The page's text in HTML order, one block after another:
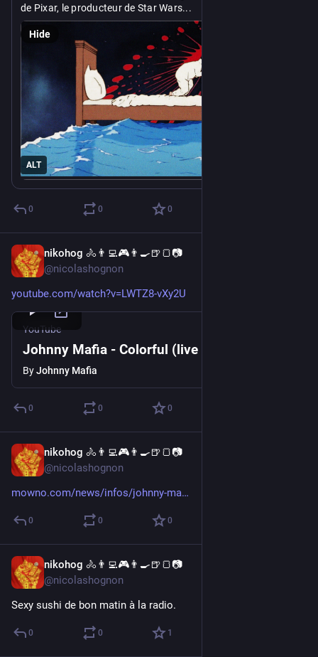
de Pixar, le producteur de Star Wars...
On croirait le début d'un film de braquage. Mais le braquage,
ce sera ce film.
youtu.be/b6FpzM2omQQ
ALT
Hide
0 0 0
nikohog 🚴👨‍💻🎮👨‍🍳🍺🍞📷
@nicolashognon
youtube.com/watch?v=LWTZ8-vXy2U
YouTube
Johnny Mafia - Colorful (live at La Scopa)
ByJohnny Mafia
0 0 0
nikohog 🚴👨‍💻🎮👨‍🍳🍺🍞📷
@nicolashognon
mowno.com/news/infos/johnny-ma
0 0 0
nikohog 🚴👨‍💻🎮👨‍🍳🍺🍞📷
@nicolashognon
Sexy sushi de bon matin à la radio.
0 0 1